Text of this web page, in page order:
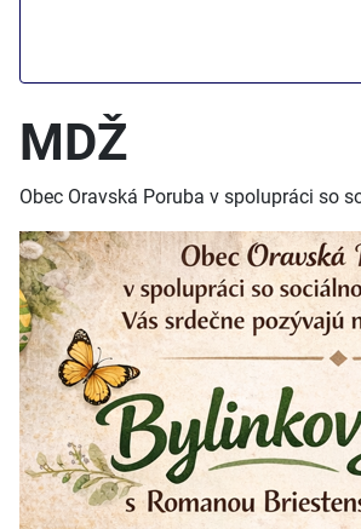
MDŽ
Obec Oravská Poruba v spolupráci so